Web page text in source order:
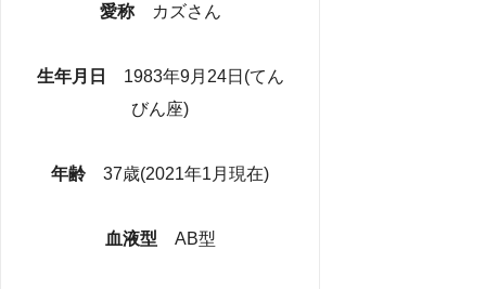
愛称 カズさん
生年月日 1983年9月24日(てん
びん座)
年齢 37歳(2021年1月現在)
血液型 AB型